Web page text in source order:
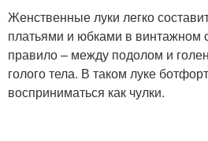
Женственные луки легко
платьями и юбками в винтажном
правило – между подолом и
голого тела. В таком луке
восприниматься как чулки.